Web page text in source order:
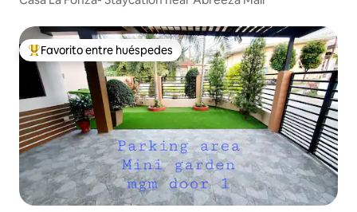
Favorito entre huéspedes preferido
Favorito entre huéspedes